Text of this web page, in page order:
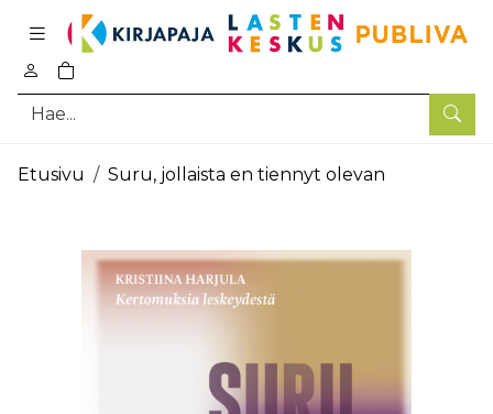
Hae
0
tuotetta ostoskorissa
Pääsisältö
Etusivu Suru, jollaista en tiennyt olevan